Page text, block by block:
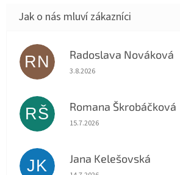
RN Radoslava Nováková
Hodnocení obchodu je 5 z 5
3.8.2026
RŠ Romana Škrobáčková
Hodnocení obchodu je 5 z 5
15.7.2026
JK Jana Kelešovská
Hodnocení obchodu je 5 z 5